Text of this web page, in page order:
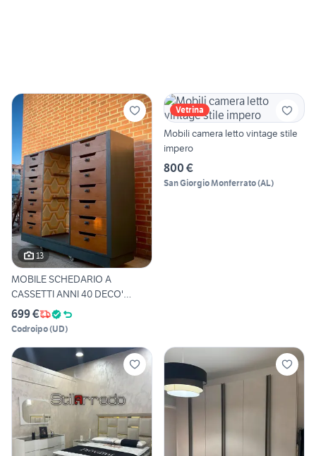
13
MOBILE SCHEDARIO A
CASSETTI ANNI 40 DECO'
UFFICIO
699 €
Codroipo(UD)
Vetrina
Mobili camera letto vintage stile
impero
800 €
San Giorgio Monferrato(AL)